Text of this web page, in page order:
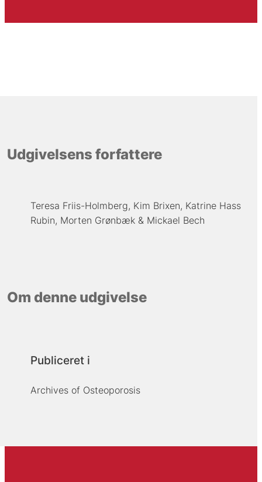
Udgivelsens forfattere
Teresa Friis-Holmberg Kim Brixen Katrine Hass
Rubin Morten Grønbæk Mickael Bech
Om denne udgivelse
Publiceret i
Archives of Osteoporosis